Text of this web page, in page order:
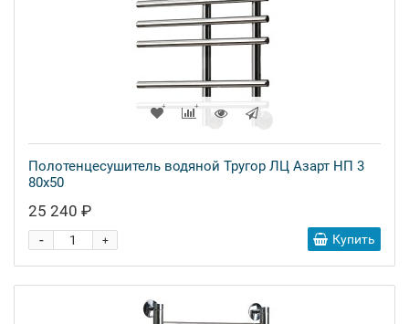
Полотенцесушитель водяной Тругор ЛЦ Азарт НП 3
80x50
25 240 ₽
+
- Купить